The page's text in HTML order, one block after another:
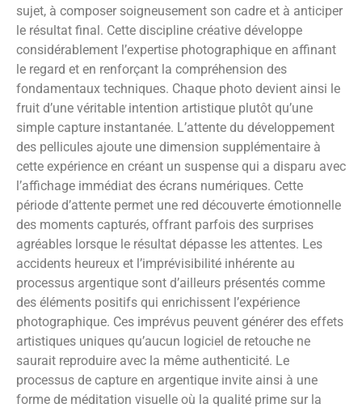
sujet, à composer soigneusement son cadre et à anticiper
le résultat final. Cette discipline créative développe
considérablement l’expertise photographique en affinant
le regard et en renforçant la compréhension des
fondamentaux techniques. Chaque photo devient ainsi le
fruit d’une véritable intention artistique plutôt qu’une
simple capture instantanée. L’attente du développement
des pellicules ajoute une dimension supplémentaire à
cette expérience en créant un suspense qui a disparu avec
l’affichage immédiat des écrans numériques. Cette
période d’attente permet une red découverte émotionnelle
des moments capturés, offrant parfois des surprises
agréables lorsque le résultat dépasse les attentes. Les
accidents heureux et l’imprévisibilité inhérente au
processus argentique sont d’ailleurs présentés comme
des éléments positifs qui enrichissent l’expérience
photographique. Ces imprévus peuvent générer des effets
artistiques uniques qu’aucun logiciel de retouche ne
saurait reproduire avec la même authenticité. Le
processus de capture en argentique invite ainsi à une
forme de méditation visuelle où la qualité prime sur la